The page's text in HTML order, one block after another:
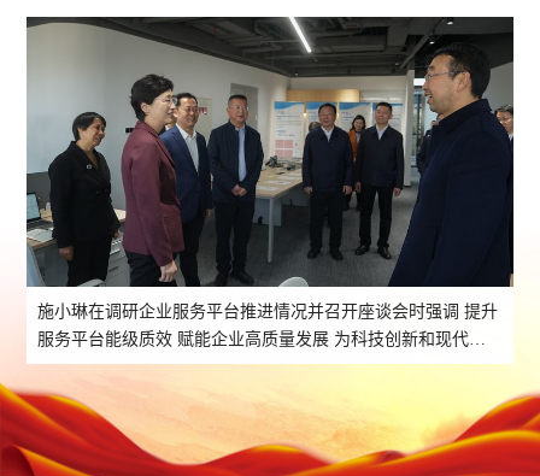
施小琳在调研企业服务平台推进情况并召开座谈会时强调 提升
服务平台能级质效 赋能企业高质量发展 为科技创新和现代产
业发展向新向优注入持续动能